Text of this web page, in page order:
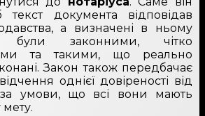
текст документа відповідав
а визначені в ньому
були законними, чітко
та такими, що реально
Закон також передбачає
однієї довіреності від
за умови, що всі вони мають